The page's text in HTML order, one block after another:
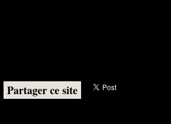
Partager ce site